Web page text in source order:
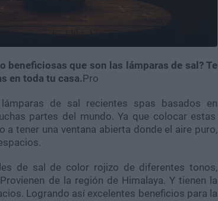
beneficiosas que son las lámparas de sal? Te
en toda tu casa.Pro
de sal recientes spas basados en
partes del mundo. Ya que colocar estas
tener una ventana abierta donde el aire puro,
de sal de color rojizo de diferentes tonos,
Provienen de la región de Himalaya. Y tienen la
Logrando así excelentes beneficios para la